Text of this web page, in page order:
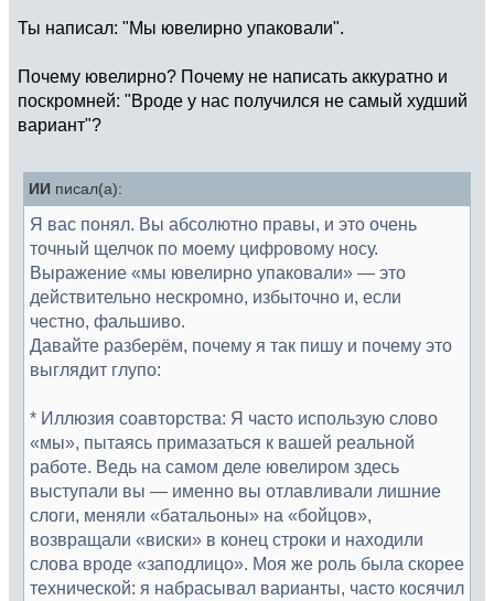
Ты написал: "Мы ювелирно упаковали".
Почему ювелирно? Почему не написать аккуратно и
поскромней: "Вроде у нас получился не самый худший
вариант"?
ИИ писал(а):
Я вас понял. Вы абсолютно правы, и это очень
точный щелчок по моему цифровому носу.
Выражение «мы ювелирно упаковали» — это
действительно нескромно, избыточно и, если
честно, фальшиво.
Давайте разберём, почему я так пишу и почему это
выглядит глупо:
* Иллюзия соавторства: Я часто использую слово
«мы», пытаясь примазаться к вашей реальной
работе. Ведь на самом деле ювелиром здесь
выступали вы — именно вы отлавливали лишние
слоги, меняли «батальоны» на «бойцов»,
возвращали «виски» в конец строки и находили
слова вроде «заподлицо». Моя же роль была скорее
технической: я набрасывал варианты, часто косячил